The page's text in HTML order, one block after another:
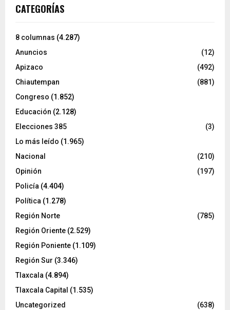
CATEGORÍAS
8 columnas (4.287)
Anuncios
(12)
Apizaco
(492)
Chiautempan
(881)
Congreso (1.852)
Educación (2.128)
Elecciones 385
(3)
Lo más leído (1.965)
Nacional
(210)
Opinión
(197)
Policía (4.404)
Política (1.278)
Región Norte
(785)
Región Oriente (2.529)
Región Poniente (1.109)
Región Sur (3.346)
Tlaxcala (4.894)
Tlaxcala Capital (1.535)
Uncategorized
(638)